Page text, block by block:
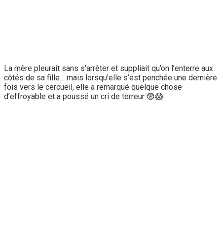
La mère pleurait sans s’arrêter et suppliait qu’on l’enterre aux
côtés de sa fille… mais lorsqu’elle s’est penchée une dernière
fois vers le cercueil, elle a remarqué quelque chose
d’effroyable et a poussé un cri de terreur 😨😱